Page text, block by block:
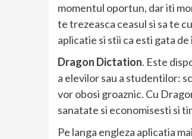
momentul oportun, dar iti
te trezeasca ceasul si sa te
aplicatie si stii ca esti gata
Dragon Dictation. Este
a elevilor sau a studentilor:
vor obosi groaznic. Cu
sanatate si economisesti si
Pe langa engleza aplicatia